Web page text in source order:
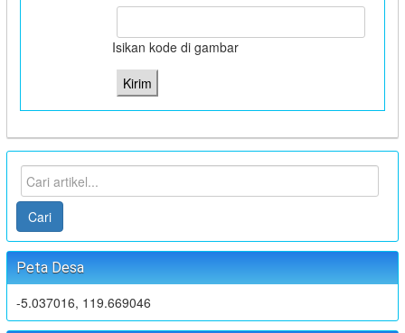
Isikan kode di gambar
Cari
Peta Desa
-5.037016, 119.669046